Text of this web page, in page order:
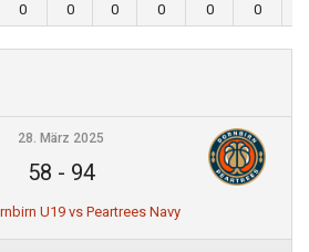
0 0 0 0 0 0
28. März 2025
58 - 94
U19 vs Peartrees Navy